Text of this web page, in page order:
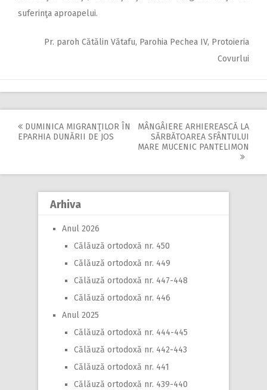
suferinţa aproapelui.
Pr. paroh Cătălin Vătafu, Parohia Pechea IV, Protoieria
Covurlui
Post
DUMINICA MIGRANŢILOR ÎN
EPARHIA DUNĂRII DE JOS
MÂNGÂIERE ARHIEREASCĂ LA
SĂRBĂTOAREA SFÂNTULUI
MARE MUCENIC PANTELIMON
Arhiva
Anul 2026
Călăuză ortodoxă nr. 450
Călăuză ortodoxă nr. 449
Călăuză ortodoxă nr. 447-448
Călăuză ortodoxă nr. 446
Anul 2025
Călăuză ortodoxă nr. 444-445
Călăuză ortodoxă nr. 442-443
Călăuză ortodoxă nr. 441
Călăuză ortodoxă nr. 439-440